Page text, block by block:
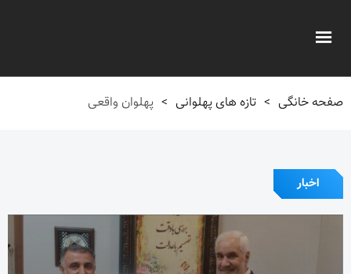
صفحه خانگی > تازه های پهلوانی > پهلوان واقعی
اخبار